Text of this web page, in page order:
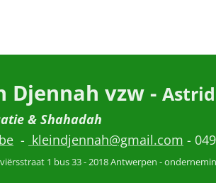
Djennah vzw -
& Shahadah
- kleindjennah@gmail.com -
1 bus 33 - 2018 Antwerpen -